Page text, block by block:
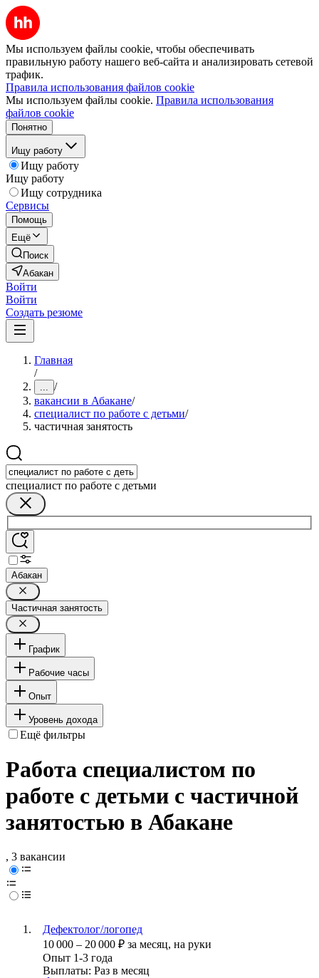
Мы используем файлы cookie, чтобы обеспечивать
правильную работу нашего веб-сайта и анализировать сетевой
трафик.
Правила использования файлов cookie
Мы используем файлы cookie. Правила использования
файлов cookie
Понятно
Ищу работу
Ищу работу
Ищу работу
Ищу сотрудника
Сервисы
Помощь
Ещё
Поиск
Абакан
Войти
Войти
Создать резюме
Главная
/
... /
вакансии в Абакане/
специалист по работе с детьми/
частичная занятость
специалист по работе с детьми
Абакан
Частичная занятость
График
Рабочие часы
Опыт
Уровень дохода
Ещё фильтры
Работа специалистом по
работе с детьми с частичной
занятостью в Абакане
, 3 вакансии
Дефектолог/логопед
10 000 – 20 000 ₽ за месяц, на руки
Опыт 1-3 года
Выплаты: Раз в месяц